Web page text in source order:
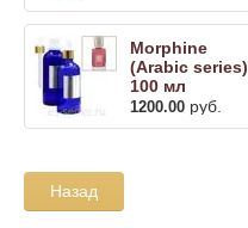
Morphine
(Arabic series)
100 мл
1200.00 руб.
Назад